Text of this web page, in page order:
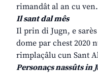
rimandât al an cu ven.
Il sant dal mês
Il prin di Jugn, e
dome par chest 2020
rimplaçâlu cun Sant
Personaçs nassûts in